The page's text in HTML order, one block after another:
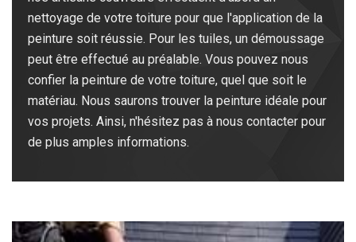
nettoyage de votre toiture pour que l'application de la
peinture soit réussie. Pour les tuiles, un démoussage
peut être effectué au préalable. Vous pouvez nous
confier la peinture de votre toiture, quel que soit le
matériau. Nous saurons trouver la peinture idéale pour
vos projets. Ainsi, n'hésitez pas à nous contacter pour
de plus amples informations.